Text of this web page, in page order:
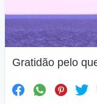
Gratidão pelo